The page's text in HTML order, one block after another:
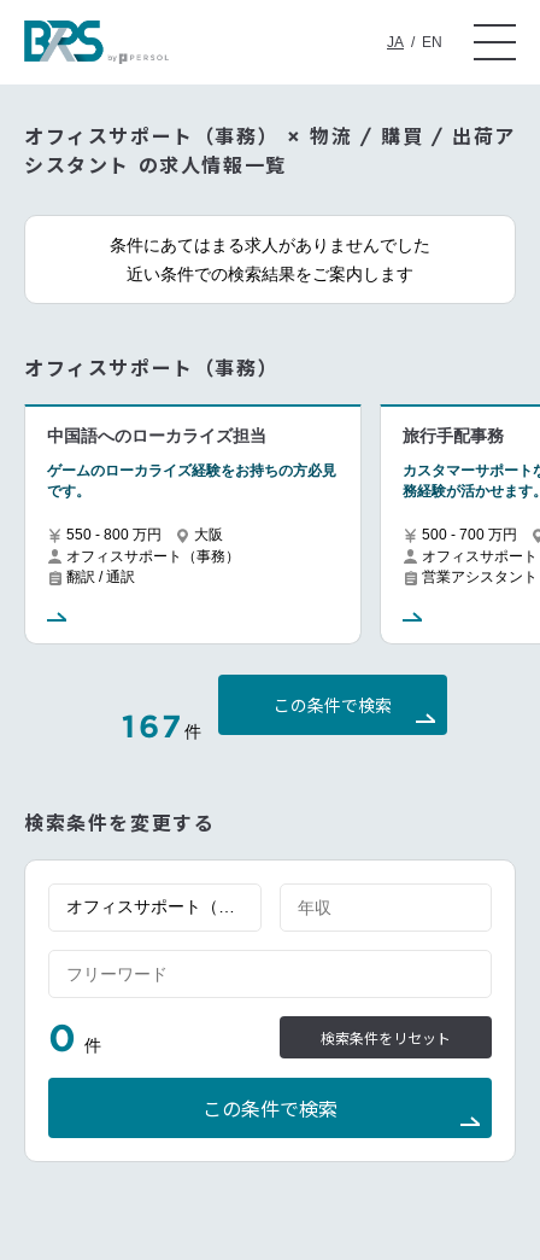
JA / EN
オフィスサポート（事務） × 物流 / 購買 / 出荷ア
シスタント の求人情報一覧
条件にあてはまる求人がありませんでした
近い条件での検索結果をご案内します
オフィスサポート（事務）
中国語へのローカライズ担当
ゲームのローカライズ経験をお持ちの方必見
です。
550 - 800 万円
大阪
オフィスサポート（事務）
翻訳 / 通訳
旅行手配事務
カスタマーサポート
務経験が活かせます
500 - 700 万円
オフィスサポー
営業アシスタント
167 件
この条件で検索
検索条件を変更する
0 件
この条件で検索
検索条件をリセット